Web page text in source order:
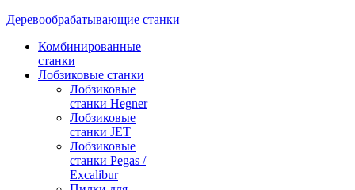
Деревообрабатывающие станки
Комбинированные
станки
Лобзиковые станки
Лобзиковые
станки Hegner
Лобзиковые
станки JET
Лобзиковые
станки Pegas /
Excalibur